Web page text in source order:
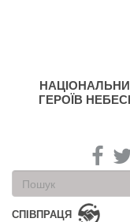
ГЕРОЇВ
Пошукова
форма
Пошук
СПІВПРАЦЯ